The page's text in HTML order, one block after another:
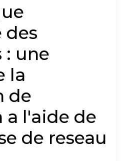
des
: une
la
de
l'aide de
de reseau